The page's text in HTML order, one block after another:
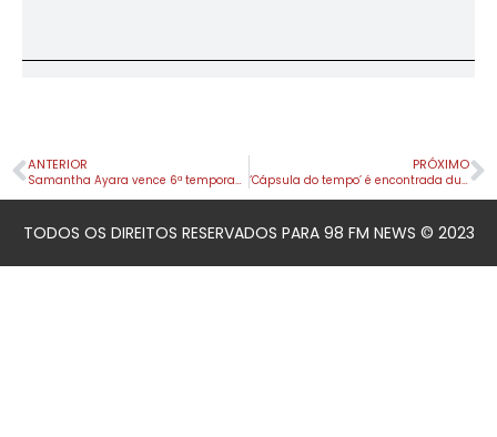
ANTERIOR
Samantha Ayara vence 6ª temporada do ‘The Voice Brasil’
PRÓXIMO
‘Cápsula do tempo’ é encontrada durante demolição em SC
TODOS OS DIREITOS RESERVADOS PARA 98 FM NEWS © 2023